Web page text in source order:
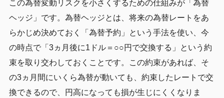
この為替変動リスクを小さくするための仕組みが「為替
ヘッジ」です。為替ヘッジとは、将来の為替レートをあ
らかじめ決めておく「為替予約」という手法を使い、今
の時点で「3ヵ月後に1ドル＝○○円で交換する」という約
束を取り交わしておくことです。この約束があれば、そ
の3ヵ月間にいくら為替が動いても、約束したレートで交
換できるので、円高になっても損が生じにくくなりま